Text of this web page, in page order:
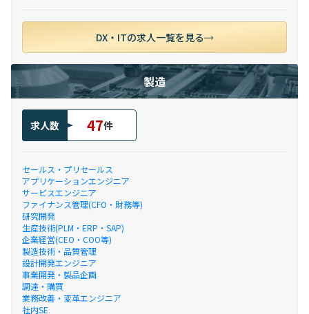
DX・ITの求人一覧を見る
製造
求人数 47件
セールス・プリセールス
アプリケーションエンジニア
サービスエンジニア
ファイナンス管理(CFO・財務等)
研究開発
生産技術(PLM・ERP・SAP)
企業経営(CEO・COO等)
製造技術・品質管理
設計開発エンジニア
事業開発・製品企画
調達・購買
業務改善・変革エンジニア
社内SE